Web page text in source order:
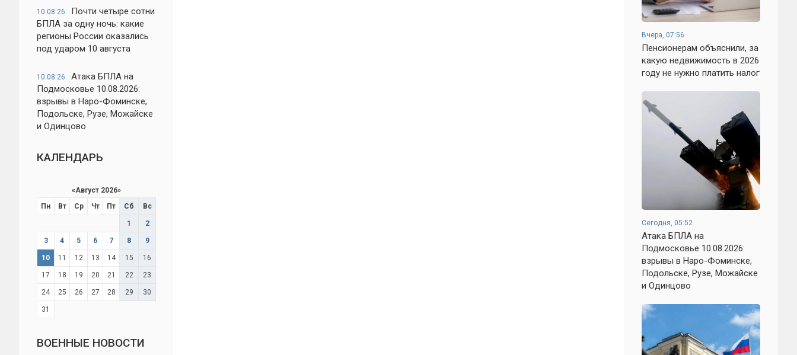
10.08.26
Почти четыре сотни
БПЛА за одну ночь: какие
регионы России оказались
под ударом 10 августа
10.08.26
Атака БПЛА на
Подмосковье 10.08.2026:
взрывы в Наро-Фоминске,
Подольске, Рузе, Можайске
и Одинцово
КАЛЕНДАРЬ
«Август 2026»
Пн
Вт Ср Чт Пт Сб Вс
1 2
3 4 5 6 7 8 9
10 11 12 13 14 15 16
17 18 19 20 21 22 23
24 25 26 27 28 29 30
31
ВОЕННЫЕ НОВОСТИ
Вчера, 07:56
Пенсионерам объяснили, за
какую недвижимость в 2026
году не нужно платить налог
Сегодня, 05:52
Атака БПЛА на
Подмосковье 10.08.2026:
взрывы в Наро-Фоминске,
Подольске, Рузе, Можайске
и Одинцово